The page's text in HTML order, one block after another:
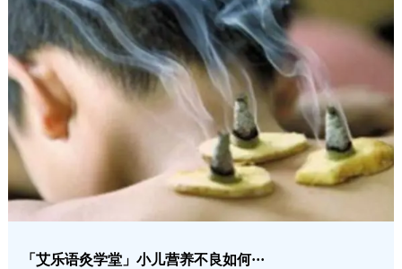
「艾乐语灸学堂」小儿营养不良如何···